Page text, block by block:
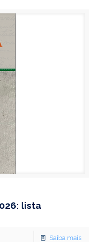
lista
Saiba mais